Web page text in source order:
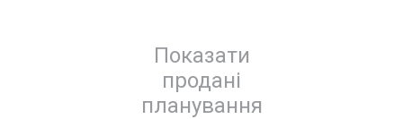
Показати
продані
планування